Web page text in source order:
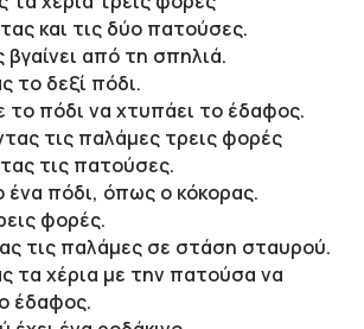
και τις δύο πατούσες.
βγαίνει από τη σπηλιά.
το δεξί πόδι.
το πόδι να χτυπάει το έδαφος.
τις παλάμες τρεις φορές
τις πατούσες.
πόδι, όπως ο κόκορας.
φορές.
τις παλάμες σε στάση σταυρού.
τα χέρια με την πατούσα να
έδαφος.